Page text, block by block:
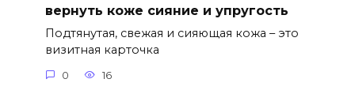
вернуть коже сияние и упругость
Подтянутая, свежая и сияющая кожа – это
визитная карточка
0 16